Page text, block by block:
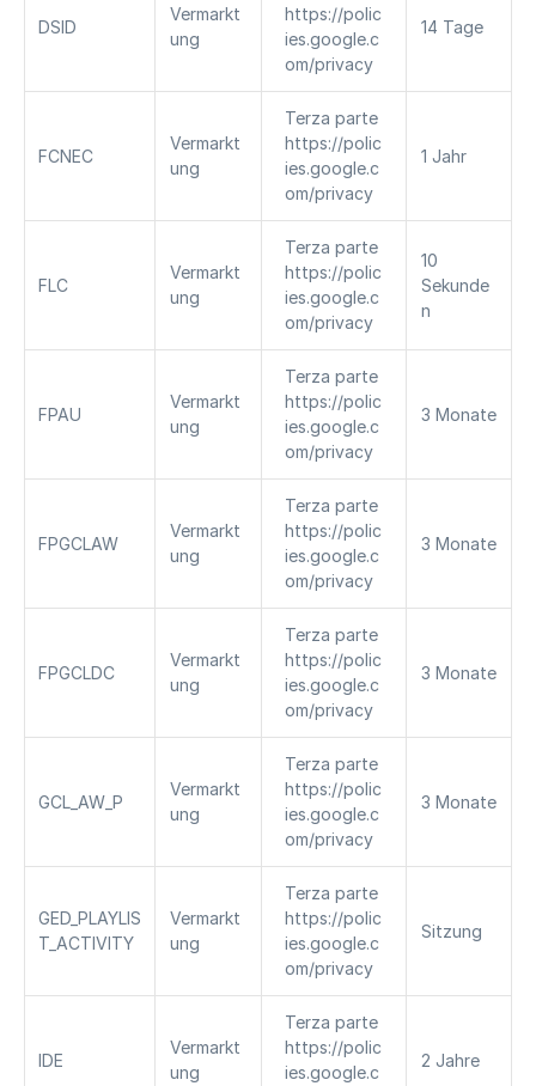
DSID
Vermarkt
ung
https://polic
ies.google.c
om/privacy
14 Tage
FCNEC
Vermarkt
ung
Terza parte
https://polic
ies.google.c
om/privacy
1 Jahr
FLC
Vermarkt
ung
Terza parte
https://polic
ies.google.c
om/privacy
10
Sekunde
n
FPAU
Vermarkt
ung
Terza parte
https://polic
ies.google.c
om/privacy
3 Monate
FPGCLAW
Vermarkt
ung
Terza parte
https://polic
ies.google.c
om/privacy
3 Monate
FPGCLDC
Vermarkt
ung
Terza parte
https://polic
ies.google.c
om/privacy
3 Monate
GCL_AW_P
Vermarkt
ung
Terza parte
https://polic
ies.google.c
om/privacy
3 Monate
GED_PLAYLIS
T_ACTIVITY
Vermarkt
ung
Terza parte
https://polic
ies.google.c
om/privacy
Sitzung
IDE
Vermarkt
ung
Terza parte
https://polic
ies.google.c
2 Jahre